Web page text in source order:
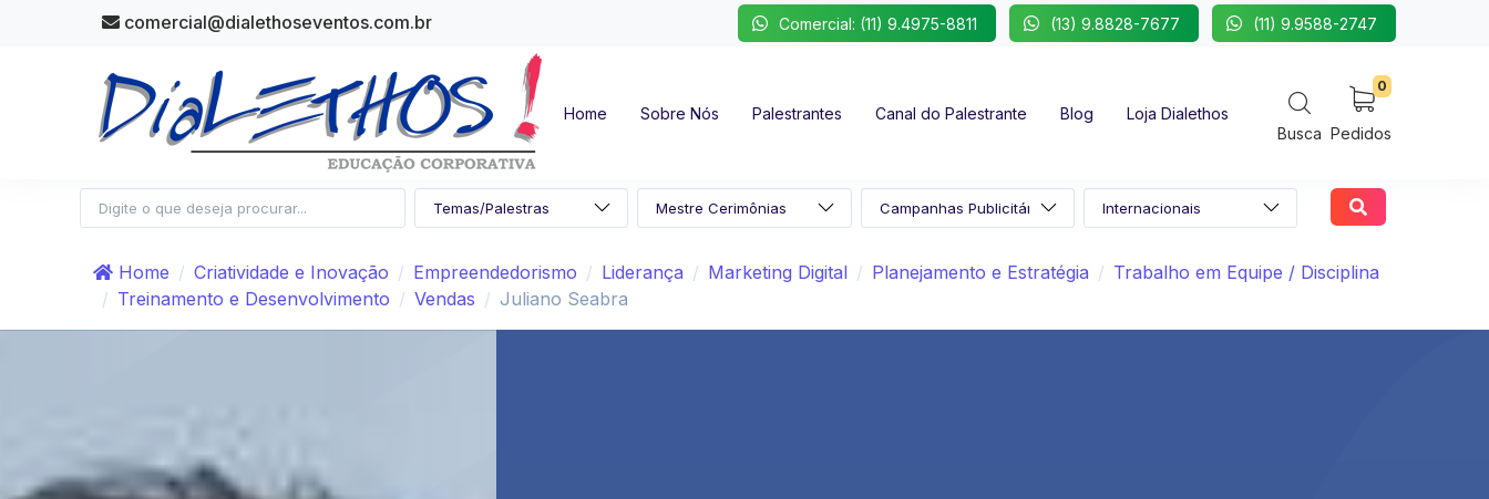
comercial@dialethoseventos.com.br Comercial: (11) 9.4975-8811 (13) 9.8828-7677 (11) 9.9588-2747
Home Sobre Nós Palestrantes Canal do Palestrante Blog
Loja Dialethos
Busca
0
Pedidos
Home Criatividade e Inovação Empreendedorismo Liderança Marketing Digital Planejamento e Estratégia
Trabalho em Equipe / Disciplina
Treinamento e Desenvolvimento
Vendas Juliano Seabra